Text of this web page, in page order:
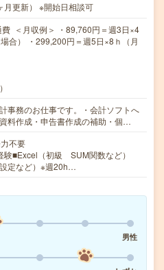
月更新） ※開始日相談可
＜月収例＞ ・89,760円＝週3日×4
合） ・299,200円＝週5日×8ｈ（月
事務のお仕事です。・会計ソフトへ
料作成・申告書作成の補助・個…
不要
験■Excel（初級 SUM関数など）
定など）※週20h…
男性